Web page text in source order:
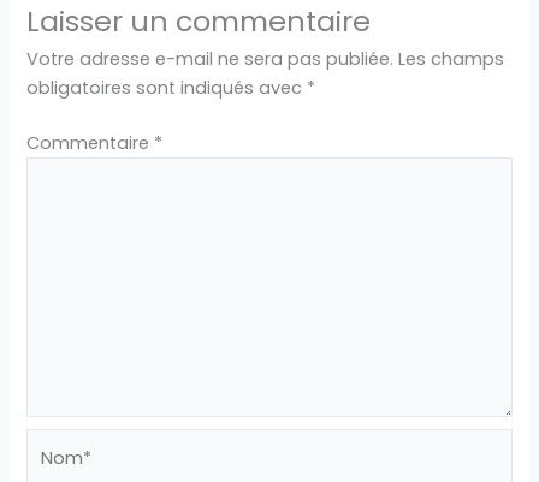
Laisser un commentaire
Votre adresse e-mail ne sera pas publiée. Les champs
obligatoires sont indiqués avec *
Commentaire *